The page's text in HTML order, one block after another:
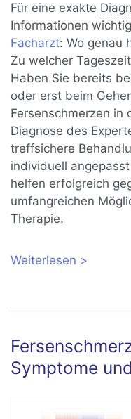
Für eine exakte
Informationen
Facharzt: Wo genau
Zu welcher
Haben Sie bereits
oder erst beim
Fersenschmerzen in
Diagnose des
treffsichere
individuell
helfen erfolgreich
umfangreichen
Therapie.
Weiterlesen über
Symptome